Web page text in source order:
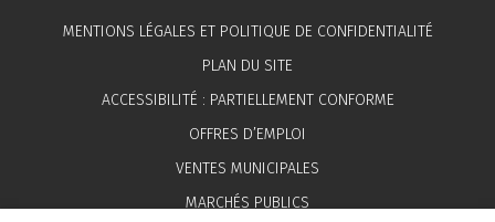
MENTIONS LÉGALES ET POLITIQUE DE CONFIDENTIALITÉ
PLAN DU SITE
ACCESSIBILITÉ : PARTIELLEMENT CONFORME
OFFRES D’EMPLOI
VENTES MUNICIPALES
MARCHÉS PUBLICS